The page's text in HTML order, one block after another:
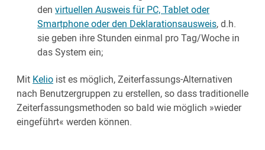
den virtuellen Ausweis für PC, Tablet oder
Smartphone oder den Deklarationsausweis, d.h.
sie geben ihre Stunden einmal pro Tag/Woche in
das System ein;
Mit Kelio ist es möglich, Zeiterfassungs-Alternativen
nach Benutzergruppen zu erstellen, so dass traditionelle
Zeiterfassungsmethoden so bald wie möglich »wieder
eingeführt« werden können.